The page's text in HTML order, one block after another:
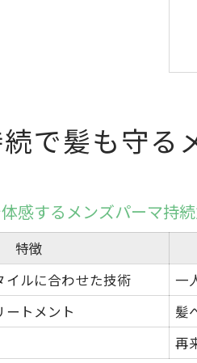
で髪も守る
感するメンズパーマ持
特徴
イルに合わせた技術
一
トメント
髪
再